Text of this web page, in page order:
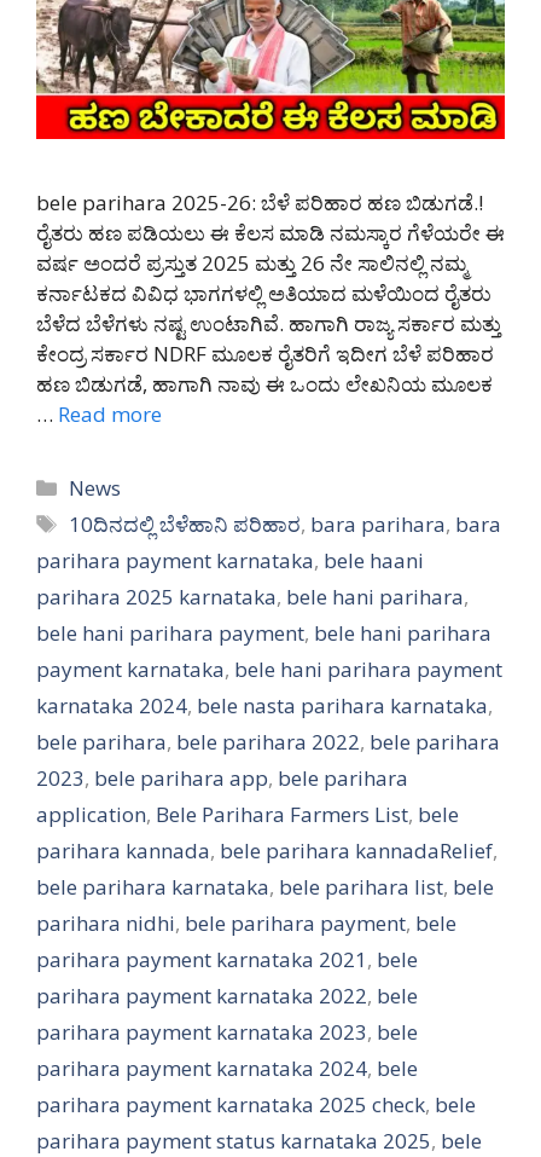
bele parihara 2025-26: ಬೆಳೆ ಪರಿಹಾರ ಹಣ ಬಿಡುಗಡೆ.!
ರೈತರು ಹಣ ಪಡಿಯಲು ಈ ಕೆಲಸ ಮಾಡಿ ನಮಸ್ಕಾರ ಗೆಳೆಯರೇ ಈ
ವರ್ಷ ಅಂದರೆ ಪ್ರಸ್ತುತ 2025 ಮತ್ತು 26 ನೇ ಸಾಲಿನಲ್ಲಿ ನಮ್ಮ
ಕರ್ನಾಟಕದ ವಿವಿಧ ಭಾಗಗಳಲ್ಲಿ ಅತಿಯಾದ ಮಳೆಯಿಂದ ರೈತರು
ಬೆಳೆದ ಬೆಳೆಗಳು ನಷ್ಟ ಉಂಟಾಗಿವೆ. ಹಾಗಾಗಿ ರಾಜ್ಯ ಸರ್ಕಾರ ಮತ್ತು
ಕೇಂದ್ರ ಸರ್ಕಾರ NDRF ಮೂಲಕ ರೈತರಿಗೆ ಇದೀಗ ಬೆಳೆ ಪರಿಹಾರ
ಹಣ ಬಿಡುಗಡೆ, ಹಾಗಾಗಿ ನಾವು ಈ ಒಂದು ಲೇಖನಿಯ ಮೂಲಕ
… Read more
Categories
News
Tags
10ದಿನದಲ್ಲಿ ಬೆಳೆಹಾನಿ ಪರಿಹಾರ, bara parihara, bara
parihara payment karnataka, bele haani
parihara 2025 karnataka, bele hani parihara,
bele hani parihara payment, bele hani parihara
payment karnataka, bele hani parihara payment
karnataka 2024, bele nasta parihara karnataka,
bele parihara, bele parihara 2022, bele parihara
2023, bele parihara app, bele parihara
application, Bele Parihara Farmers List, bele
parihara kannada, bele parihara kannadaRelief,
bele parihara karnataka, bele parihara list, bele
parihara nidhi, bele parihara payment, bele
parihara payment karnataka 2021, bele
parihara payment karnataka 2022, bele
parihara payment karnataka 2023, bele
parihara payment karnataka 2024, bele
parihara payment karnataka 2025 check, bele
parihara payment status karnataka 2025, bele